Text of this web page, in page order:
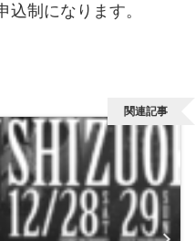
制になります。
関連記事